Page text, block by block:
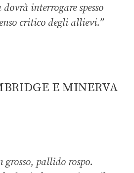
dovrà interrogare spesso
critico degli allievi.”
E MINERVA
grosso, pallido rospo.